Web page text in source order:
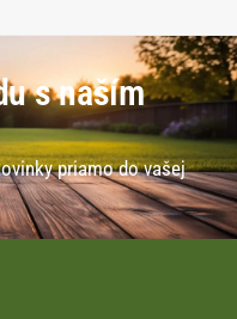
s naším
priamo do vašej